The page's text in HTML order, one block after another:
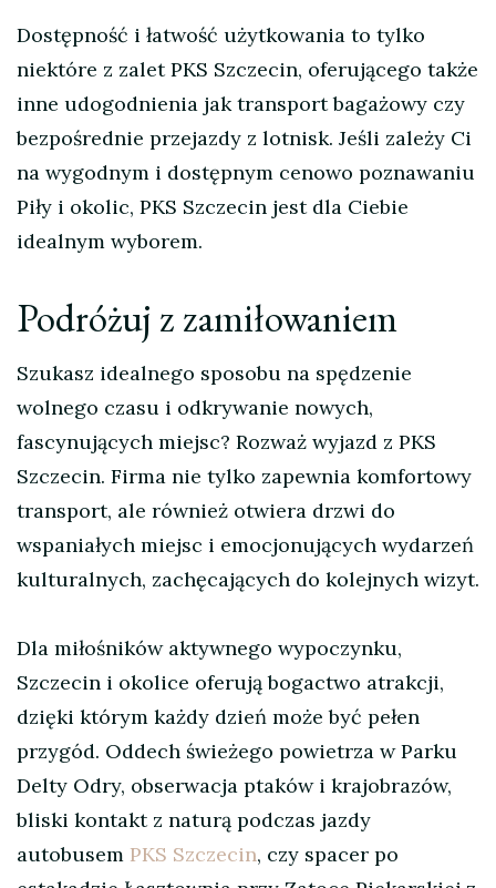
Dostępność i łatwość użytkowania to tylko
niektóre z zalet PKS Szczecin, oferującego także
inne udogodnienia jak transport bagażowy czy
bezpośrednie przejazdy z lotnisk. Jeśli zależy Ci
na wygodnym i dostępnym cenowo poznawaniu
Piły i okolic, PKS Szczecin jest dla Ciebie
idealnym wyborem.
Podróżuj z zamiłowaniem
Szukasz idealnego sposobu na spędzenie
wolnego czasu i odkrywanie nowych,
fascynujących miejsc? Rozważ wyjazd z PKS
Szczecin. Firma nie tylko zapewnia komfortowy
transport, ale również otwiera drzwi do
wspaniałych miejsc i emocjonujących wydarzeń
kulturalnych, zachęcających do kolejnych wizyt.
Dla miłośników aktywnego wypoczynku,
Szczecin i okolice oferują bogactwo atrakcji,
dzięki którym każdy dzień może być pełen
przygód. Oddech świeżego powietrza w Parku
Delty Odry, obserwacja ptaków i krajobrazów,
bliski kontakt z naturą podczas jazdy
autobusem PKS Szczecin, czy spacer po